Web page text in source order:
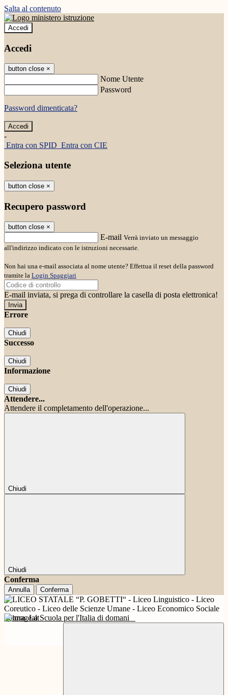
Salta al contenuto
Accedi
Accedi
button close ×
Nome Utente
Password
Password dimenticata?
-
Entra con SPID Entra con CIE
Seleziona utente
button close ×
Recupero password
button close ×
E-mail Verrà inviato un messaggio
all'indirizzo indicato con le istruzioni necessarie.
Non hai una e-mail associata al nome utente? Effettua il reset della password
tramite la Login Spaggiari
E-mail inviata, si prega di controllare la casella di posta elettronica!
Errore
Chiudi
Successo
Chiudi
Informazione
Chiudi
Attendere...
Attendere il completamento dell'operazione...
Chiudi
Chiudi
Conferma
Annulla Conferma
Futura La Scuola per l'Italia di domani